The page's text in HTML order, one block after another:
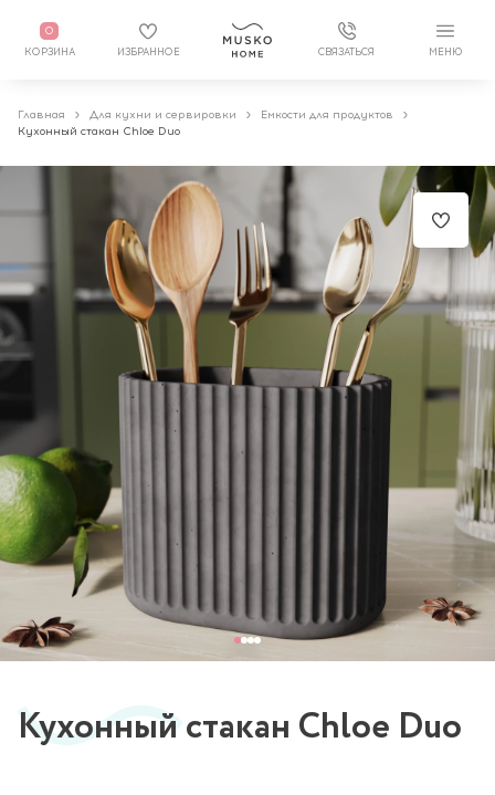
0
КОРЗИНА ИЗБРАННОЕ СВЯЗАТЬСЯ МЕНЮ
Главная Для кухни и сервировки
Емкости для продуктов
Кухонный стакан Chloe Duo
Кухонный стакан Chloe Duo